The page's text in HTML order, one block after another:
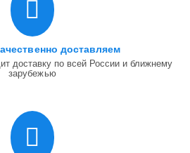
доставляем
доставку по всей России и ближнему
зарубежью